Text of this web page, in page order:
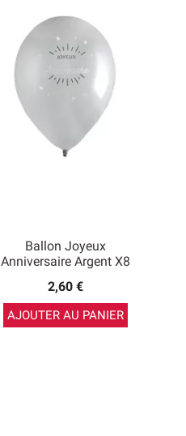
Ballon Joyeux
Anniversaire Argent X8
2,60 €
AJOUTER AU PANIER